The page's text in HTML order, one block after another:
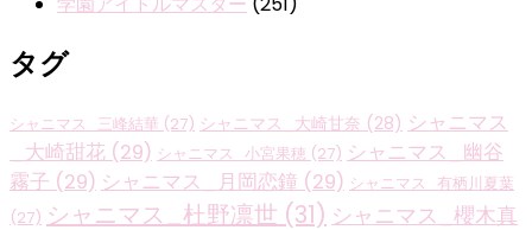
タグ
シャニマス_三峰結華 (27) シャニマス_大崎甘奈 (28) シャニマス
_大崎甜花 (29) シャニマス_小宮果穂 (27) シャニマス_幽谷
霧子 (29) シャニマス_月岡恋鐘 (29) シャニマス_有栖川夏葉
(27) シャニマス_杜野凛世 (31) シャニマス_櫻木真